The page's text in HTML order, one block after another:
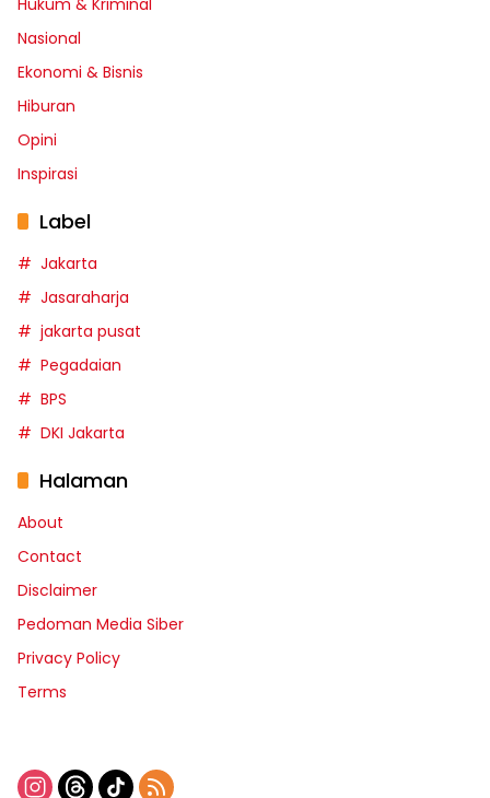
Hukum & Kriminal
Nasional
Ekonomi & Bisnis
Hiburan
Opini
Inspirasi
Label
Jakarta
Jasaraharja
jakarta pusat
Pegadaian
BPS
DKI Jakarta
Halaman
About
Contact
Disclaimer
Pedoman Media Siber
Privacy Policy
Terms